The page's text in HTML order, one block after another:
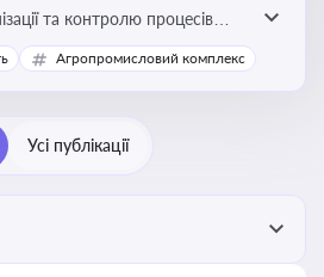
та контролю процесів
технічних
вимог і безпеки праці на
Агропромисловий комплекс
Усі публікації